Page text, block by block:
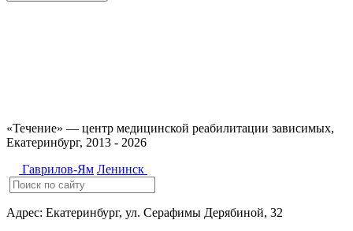
«Течение» — центр медицинской реабилитации зависимых,
Екатеринбург, 2013 - 2026
Гаврилов-Ям Ленинск
Адрес: Екатеринбург, ул. Серафимы Дерябиной, 32